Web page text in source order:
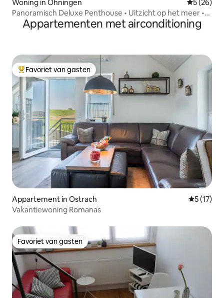
Woning in Öhningen
5 (26)
Panoramisch Deluxe Penthouse • Uitzicht op het meer •
BBQAppartementen met airconditioning
Topfavoriet van gasten
Favoriet van gasten
Appartement in Ostrach
5 (17)
Vakantiewoning Romanas
Favoriet van gasten
Favoriet van gasten